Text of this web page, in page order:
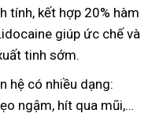
tính, kết hợp 20% hàm
giúp ức chế và
tinh sớm.
hệ có nhiều dạng:
ngậm, hít qua mũi,…